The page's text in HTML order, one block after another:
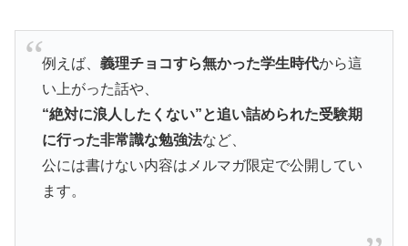
例えば、 義理チョコすら無かった学生時代から這
い上がった話や、
“絶対に浪人したくない”と追い詰められた受験期
に行った非常識な勉強法など、
公には書けない内容はメルマガ限定で公開してい
ます。